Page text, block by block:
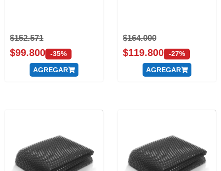
$152.571
$99.800 -35%
AGREGAR
$164.000
$119.800 -27%
AGREGAR